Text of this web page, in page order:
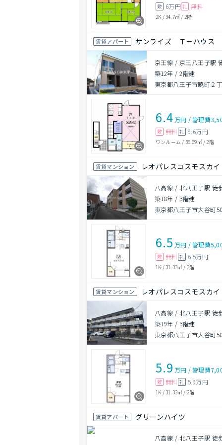
敷 6万円 礼 無料
2K /34.7㎡ / 2階
賃貸アパート サンライズ Ｔ－ハウス
京王線 / 京王八王子駅
築12年 /2階建
東京都八王子市暁町２
6.4万円 /管理費
敷 無料 礼 9.6万円
ワンルーム / 36.69㎡/ 2階
賃貸マンション レオパレスコスモスカ
八高線 / 北八王子駅 徒
築18年 / 3階建
東京都八王子市大谷町
6.5 万円 /管理費
敷 無料 礼 6.5万円
1K /31.33㎡ / 3階
賃貸マンション レオパレスコスモスカイ
八高線 / 北八王子駅 徒
築19年 / 3階建
東京都八王子市大谷町
5.9 万円 /管理費
敷 無料 礼 5.9万円
1K /31.33㎡ / 2階
賃貸アパート グリーンハイツ
八高線 / 北八王子駅 徒